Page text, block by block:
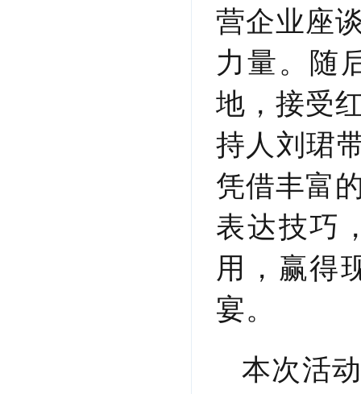
营企业座
力量。随
地，接受
持人刘珺
凭借丰富
表达技巧
用，赢得
宴。
本次活